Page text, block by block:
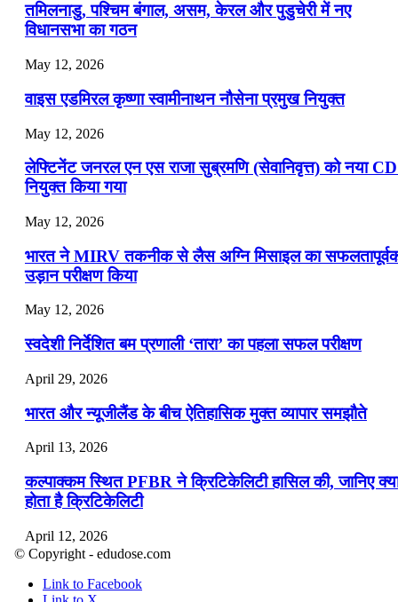
📝 डेली करेंट अफेयर्स: 16-18 जुलाई 2026
तमिलनाडु, पश्चिम बंगाल, असम, केरल और पुडुचेरी में नए
विधानसभा का गठन
May 12, 2026
वाइस एडमिरल कृष्णा स्वामीनाथन नौसेना प्रमुख नियुक्त
May 12, 2026
लेफ्टिनेंट जनरल एन एस राजा सुब्रमणि (सेवानिवृत्त) को नया
नियुक्त किया गया
May 12, 2026
भारत ने MIRV तकनीक से लैस अग्नि मिसाइल का
उड़ान परीक्षण किया
May 12, 2026
स्वदेशी निर्देशित बम प्रणाली ‘तारा’ का पहला सफल परीक्षण
April 29, 2026
भारत और न्यूजीलैंड के बीच ऐतिहासिक मुक्त व्यापार समझौते
April 13, 2026
कल्पाक्कम स्थित PFBR ने क्रिटिकेलिटी हासिल की, जानिए
होता है क्रिटिकेलिटी
April 12, 2026
© Copyright - edudose.com
Link to Facebook